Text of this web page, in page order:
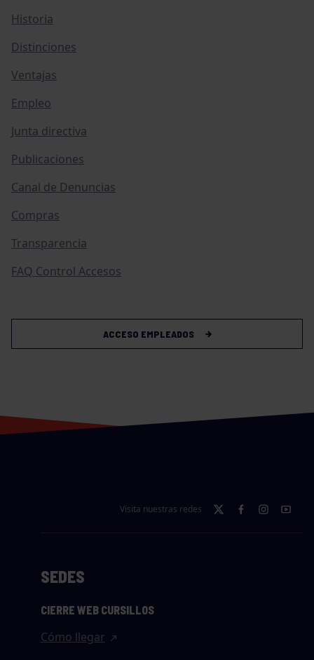
Historia
Distinciones
Ventajas
Empleo
Junta directiva
Publicaciones
Canal de Denuncias
Compras
Transparencia
FAQ Control Accesos
ACCESO EMPLEADOS
Visita nuestras redes
SEDES
CIERRE WEB CURSILLOS
Cómo llegar